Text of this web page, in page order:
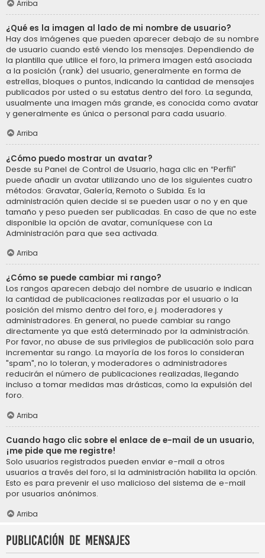
Arriba
¿Qué es la imagen al lado de mi nombre de usuario?
Hay dos imágenes que pueden aparecer debajo de su nombre
de usuario cuando esté viendo los mensajes. Dependiendo de
la plantilla que utilice el foro, la primera imagen está asociada
a la posición (rank) del usuario, generalmente en forma de
estrellas, bloques o puntos, indicando la cantidad de mensajes
publicados por usted o su estatus dentro del foro. La segunda,
usualmente una imagen más grande, es conocida como avatar
y generalmente es única o personal para cada usuario.
Arriba
¿Cómo puedo mostrar un avatar?
Desde su Panel de Control de Usuario, haga clic en “Perfil”
puede añadir un avatar utilizando uno de los siguientes cuatro
métodos: Gravatar, Galería, Remoto o Subida. Es la
administración quien decide si se pueden usar o no y en que
tamaño y peso pueden ser publicadas. En caso de que no este
disponible la opción de avatar, comuníquese con La
Administración para que sea activada.
Arriba
¿Cómo se puede cambiar mi rango?
Los rangos aparecen debajo del nombre de usuario e indican
la cantidad de publicaciones realizadas por el usuario o la
posición del mismo dentro del foro, e.j. moderadores y
administradores. En general, no puede cambiar su rango
directamente ya que está determinado por la administración.
Por favor, no abuse de sus privilegios de publicación solo para
incrementar su rango. La mayoría de los foros lo consideran
"spam", no lo toleran, y moderadores o administradores
reducirán el número de publicaciones realizadas, llegando
incluso a tomar medidas mas drásticas, como la expulsión del
foro.
Arriba
Cuando hago clic sobre el enlace de e-mail de un usuario,
¡me pide que me registre!
Solo usuarios registrados pueden enviar e-mail a otros
usuarios a través del foro, si la administración habilita la opción.
Esto es para prevenir el uso malicioso del sistema de e-mail
por usuarios anónimos.
Arriba
Publicación de mensajes